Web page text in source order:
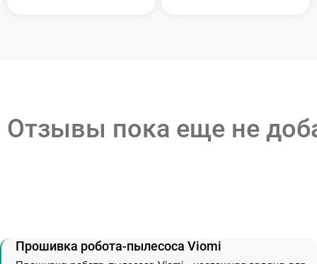
Отзывы пока еще не
Прошивка робота-пылесоса Viomi